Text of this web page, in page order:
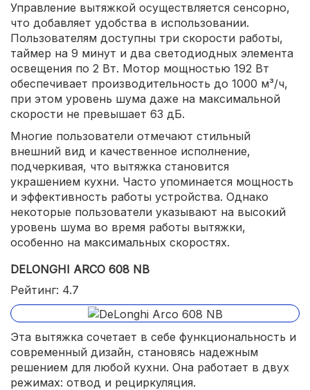
Управление вытяжкой осуществляется сенсорно,
что добавляет удобства в использовании.
Пользователям доступны три скорости работы,
таймер на 9 минут и два светодиодных элемента
освещения по 2 Вт. Мотор мощностью 192 Вт
обеспечивает производительность до 1000 м³/ч,
при этом уровень шума даже на максимальной
скорости не превышает 63 дБ.
Многие пользователи отмечают стильный
внешний вид и качественное исполнение,
подчеркивая, что вытяжка становится
украшением кухни. Часто упоминается мощность
и эффективность работы устройства. Однако
некоторые пользователи указывают на высокий
уровень шума во время работы вытяжки,
особенно на максимальных скоростях.
DELONGHI ARCO 608 NB
Рейтинг: 4.7
Эта вытяжка сочетает в себе функциональность и
современный дизайн, становясь надежным
решением для любой кухни. Она работает в двух
режимах: отвод и рециркуляция.